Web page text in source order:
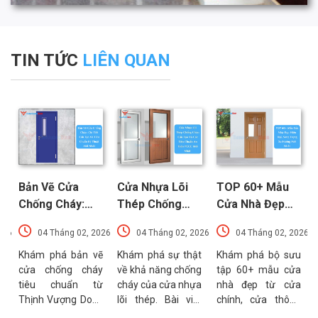
TIN TỨC LIÊN QUAN
Bản Vẽ Cửa
Chống Cháy:
Chi Tiết Cấu
Tạo Và Tiêu
Chuẩn Kỹ Thuật
Mới Nhất
04 Tháng 02, 2026
Khám phá bản vẽ
cửa chống cháy
tiêu chuẩn từ
Thịnh Vượng Door.
Cửa Nhựa Lõi
Thép Chống
Cháy: Cấu Tạo
Và Các Tiêu
Chuẩn An Toàn
PCCC Mới Nhất
04 Tháng 02, 2026
Khám phá sự thật
về khả năng chống
cháy của cửa nhựa
lõi thép. Bài viết
TOP 60+ Mẫu
Cửa Nhà Đẹp
Hiện Đại, Sang
Trọng Xu
Hướng Mới Nhất
04 Tháng 02, 2026
Khám phá bộ sưu
tập 60+ mẫu cửa
nhà đẹp từ cửa
chính, cửa thông